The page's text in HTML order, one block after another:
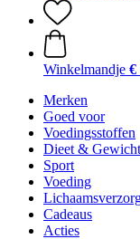
Winkelmandje €
Merken
Goed voor
Voedingsstoffen
Dieet &
Sport
Voeding
Cadeaus
Acties